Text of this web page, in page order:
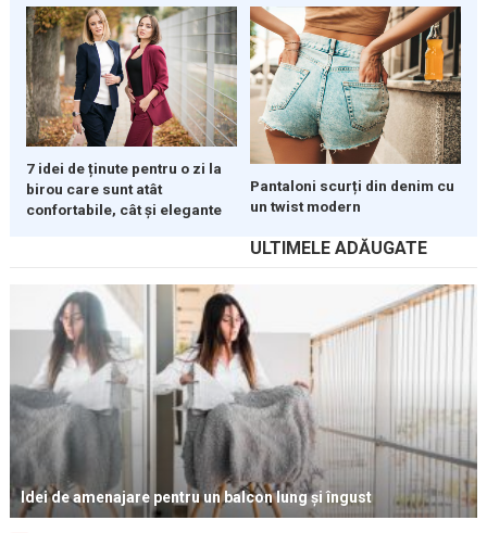
7 idei de ținute pentru o zi la
birou care sunt atât
confortabile, cât și elegante
Pantaloni scurți din denim cu
un twist modern
ULTIMELE ADĂUGATE
Idei de amenajare pentru un balcon lung și îngust